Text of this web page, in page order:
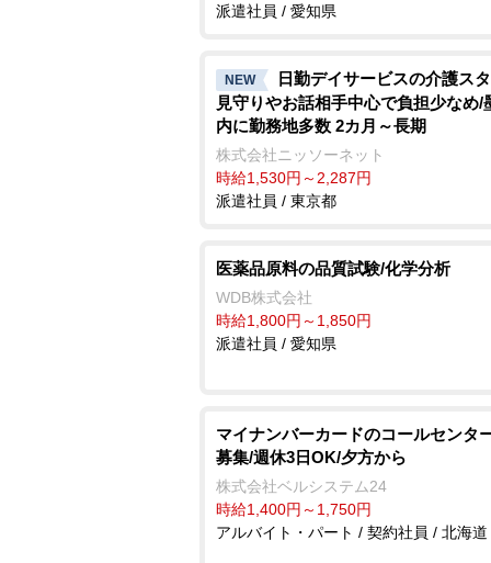
派遣社員 / 愛知県
NEW
日勤デイサービスの介護ス
見守りやお話相手中心で負担少なめ/
内に勤務地多数 2カ月～長期
株式会社ニッソーネット
時給1,530円～2,287円
派遣社員 / 東京都
医薬品原料の品質試験/化学分析
WDB株式会社
時給1,800円～1,850円
派遣社員 / 愛知県
マイナンバーカードのコールセンタ
募集/週休3日OK/夕方から
株式会社ベルシステム24
時給1,400円～1,750円
アルバイト・パート / 契約社員 / 北海道